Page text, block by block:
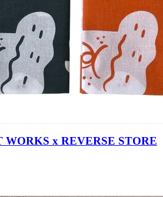
WORKS x REVERSE STORE